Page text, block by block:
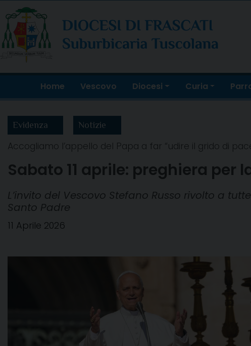
to
content
Home
Vescovo Diocesi Curia
Evidenza Notizie
Accogliamo l’appello del Papa a far “udire il grido di
Sabato 11 aprile: preghiera per
L’invito del Vescovo Stefano Russo rivolto a
Santo Padre
11 Aprile 2026